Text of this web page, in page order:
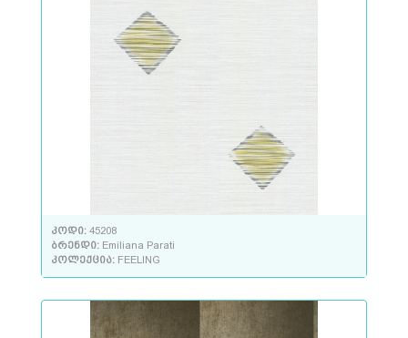
კოდი: 45208
ბრენდი: Emiliana Parati
კოლექცია: FEELING